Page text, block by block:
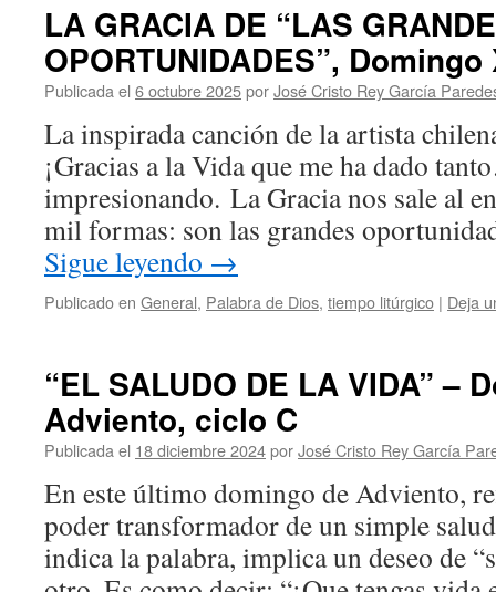
LA GRACIA DE “LAS
OPORTUNIDADES”,
Publicada el 6 octubre 2025porJosé Cristo Rey García
La inspirada canción de la artista
¡Gracias a la Vida que me ha dado
impresionando. La Gracia nos sale al
mil formas: son las grandes
Sigue leyendo →
Publicado en General, Palabra de Dios, tiempo litúrgico | Deja
“EL SALUDO DE LA VIDA” –
Adviento, ciclo C
Publicada el 18 diciembre 2024porJosé Cristo Rey García
En este último domingo de Adviento,
poder transformador de un simple
indica la palabra, implica un deseo de